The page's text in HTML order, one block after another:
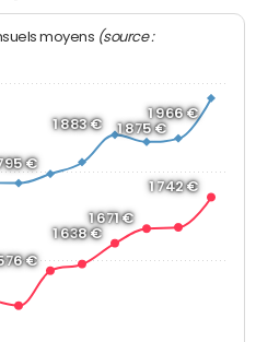
moyens (source :
€
1 638 €
1 671 €
1 742 €
€
1 883 € 1 875 €
1 966 €